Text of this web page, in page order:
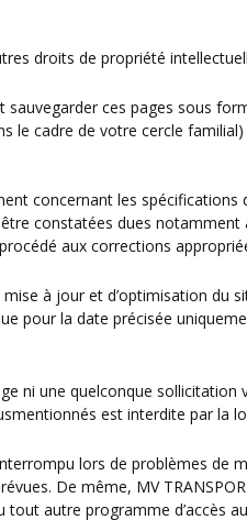
droits de propriété
sauvegarder ces pages sous
le cadre de votre cercle
concernant les spécifications
constatées dues notamment
aux corrections
à jour et d’optimisation du
pour la date précisée
ni une quelconque sollicitation
est interdite par la
lors de problèmes de
De même, MV
autre programme d’accès